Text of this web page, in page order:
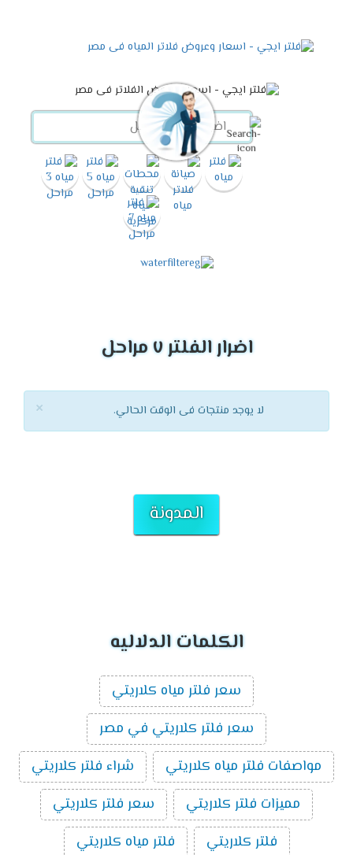
اضرار الفلتر ٧ مراحل
× لا يوجد منتجات فى الوقت الحالي.
المدونة
الكلمات الدلاليه
سعر فلتر مياه كلاريتي
سعر فلتر كلاريتي في مصر
مواصفات فلتر مياه كلاريتي
شراء فلتر كلاريتي
مميزات فلتر كلاريتي
سعر فلتر كلاريتي
فلتر كلاريتي
فلتر مياه كلاريتي